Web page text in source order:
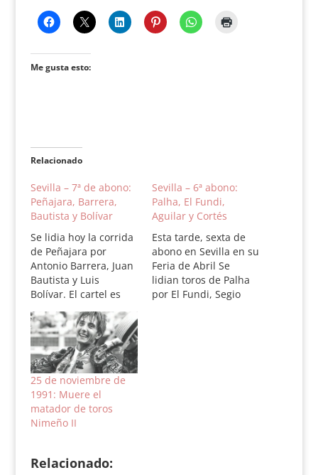
Me gusta esto:
Relacionado
Sevilla – 7ª de abono:
Peñajara, Barrera,
Bautista y Bolívar
Se lidia hoy la corrida
de Peñajara por
Antonio Barrera, Juan
Bautista y Luis
Bolívar. El cartel es
internacional con un
español, un francés y
un colombiano. El
oreden de lidia es el
siguiente: 1º Número
101. Alcabuzo. Negro
mulato. 530 kilos. 2º
Número 21.
Fabriquito. Negro
Sevilla – 6ª abono:
Palha, El Fundi,
Aguilar y Cortés
Esta tarde, sexta de
abono en Sevilla en su
Feria de Abril Se
lidian toros de Palha
por El Fundi, Segio
25 de noviembre de
1991: Muere el
matador de toros
Nimeño II
Relacionado: